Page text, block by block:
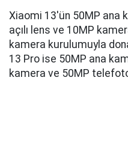
Xiaomi 13'ün 50MP ana
açılı lens ve 10MP
kamera kurulumuyla
13 Pro ise 50MP ana
kamera ve 50MP